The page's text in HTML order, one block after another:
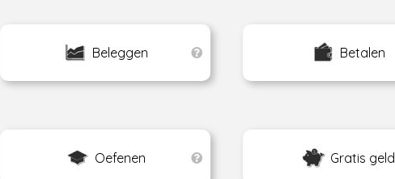
Beleggen Betalen
Oefenen Gratis geld